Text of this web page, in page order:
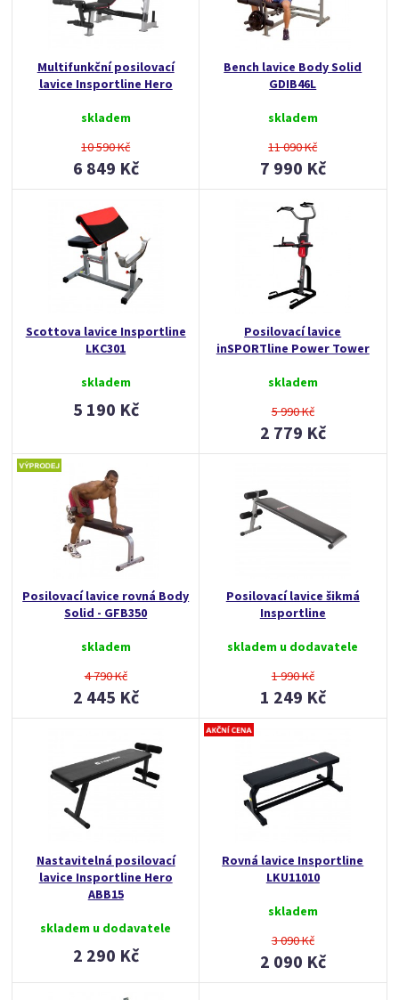
Multifunkční posilovací
lavice Insportline Hero
skladem
10 590 Kč
6 849 Kč
Bench lavice Body Solid
GDIB46L
skladem
11 090 Kč
7 990 Kč
Scottova lavice Insportline
LKC301
skladem
5 190 Kč
Posilovací lavice
inSPORTline Power Tower
skladem
5 990 Kč
2 779 Kč
Posilovací lavice rovná Body
Solid - GFB350
skladem
4 790 Kč
2 445 Kč
Posilovací lavice šikmá
Insportline
skladem u dodavatele
1 990 Kč
1 249 Kč
Nastavitelná posilovací
lavice Insportline Hero
ABB15
skladem u dodavatele
2 290 Kč
Rovná lavice Insportline
LKU11010
skladem
3 090 Kč
2 090 Kč